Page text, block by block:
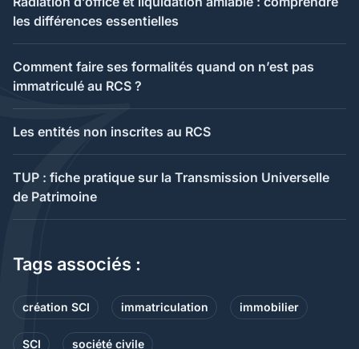
les différences essentielles
Comment faire ses formalités quand on n’est pas
immatriculé au RCS ?
Les entités non inscrites au RCS
TUP : fiche pratique sur la Transmission Universelle
de Patrimoine
Tags associés :
création SCI immatriculation immobilier
SCI société civile